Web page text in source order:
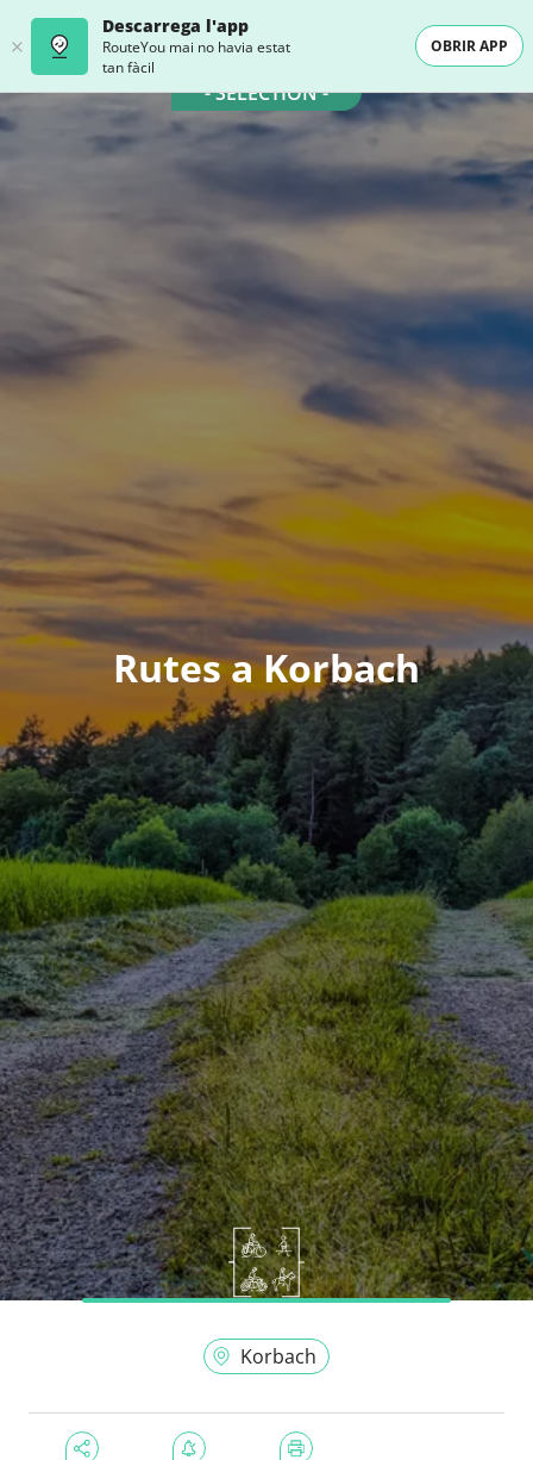
Descarrega l'app
RouteYou mai no havia estat
tan fàcil
OBRIR APP
- SELECTION -
Rutes a Korbach
Korbach